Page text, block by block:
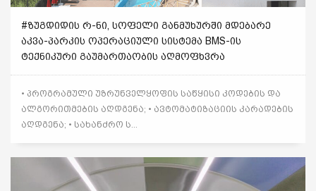
#ᲖᲣᲒᲓᲘᲓᲘᲡ Რ-ᲜᲘ, ᲡᲝᲤᲔᲚᲘ ᲒᲐᲜᲛᲣᲮᲣᲠᲨᲘ ᲛᲓᲔᲑᲐᲠᲔ
ᲐᲙᲕᲐ-ᲞᲐᲠᲙᲘᲡ ᲝᲞᲔᲠᲐᲪᲘᲣᲚᲘ ᲡᲘᲡᲢᲔᲛᲐ BMS-ᲘᲡ
ᲢᲔᲥᲜᲘᲙᲣᲠᲘ ᲒᲐᲣᲛᲐᲠᲗᲐᲝᲑᲘᲡ ᲐᲦᲛᲝᲤᲮᲕᲠᲐ
• პროგრამული უზრუნველყოფის საწყისი კოდების და
ალგორითმების აღდგენა; • ავტომატიზაციის კარადების
აღდგენა; • სახანძრო ს...